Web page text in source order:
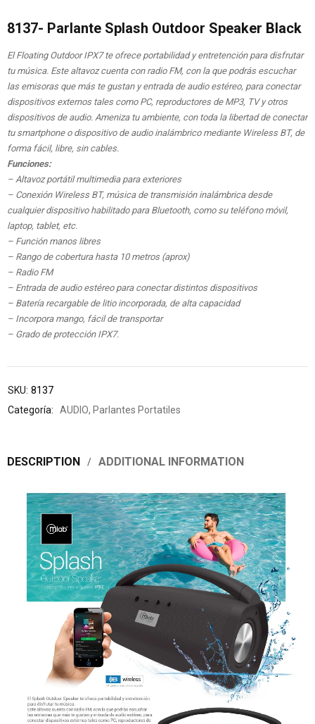
8137- Parlante Splash Outdoor Speaker Black
El Floating Outdoor IPX7 te ofrece portabilidad y entretención para disfrutar
tu música. Este altavoz cuenta con radio FM, con la que podrás escuchar
las emisoras que más te gustan y entrada de audio estéreo, para conectar
dispositivos externos tales como PC, reproductores de MP3, TV y otros
dispositivos de audio. Ameniza tu ambiente, con toda la libertad de conectar
tu smartphone o dispositivo de audio inalámbrico mediante Wireless BT, de
forma fácil, libre, sin cables.
Funciones:
– Altavoz portátil multimedia para exteriores
– Conexión Wireless BT, música de transmisión inalámbrica desde
cualquier dispositivo habilitado para Bluetooth, como su teléfono móvil,
laptop, tablet, etc.
– Función manos libres
– Rango de cobertura hasta 10 metros (aprox)
– Radio FM
– Entrada de audio estéreo para conectar distintos dispositivos
– Batería recargable de litio incorporada, de alta capacidad
– Incorpora mango, fácil de transportar
– Grado de protección IPX7.
SKU: 8137
Categoría:
AUDIO, Parlantes Portatiles
DESCRIPTION ADDITIONAL INFORMATION